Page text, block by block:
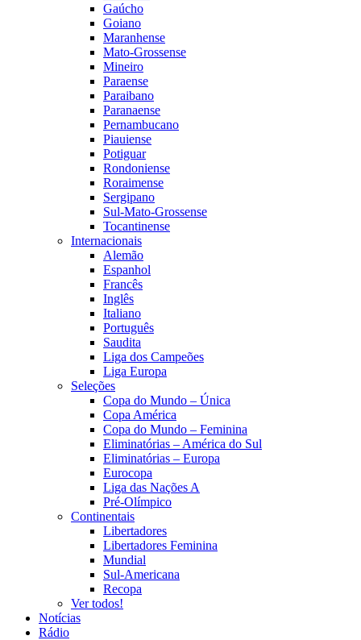
Gaúcho
Goiano
Maranhense
Mato-Grossense
Mineiro
Paraense
Paraibano
Paranaense
Pernambucano
Piauiense
Potiguar
Rondoniense
Roraimense
Sergipano
Sul-Mato-Grossense
Tocantinense
Internacionais
Alemão
Espanhol
Francês
Inglês
Italiano
Português
Saudita
Liga dos Campeões
Liga Europa
Seleções
Copa do Mundo – Única
Copa América
Copa do Mundo – Feminina
Eliminatórias – América do Sul
Eliminatórias – Europa
Eurocopa
Liga das Nações A
Pré-Olímpico
Continentais
Libertadores
Libertadores Feminina
Mundial
Sul-Americana
Recopa
Ver todos!
Notícias
Rádio